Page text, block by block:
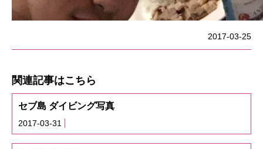
2017-03-25
関連記事はこちら
セブ島 ダイビング写真
2017-03-31